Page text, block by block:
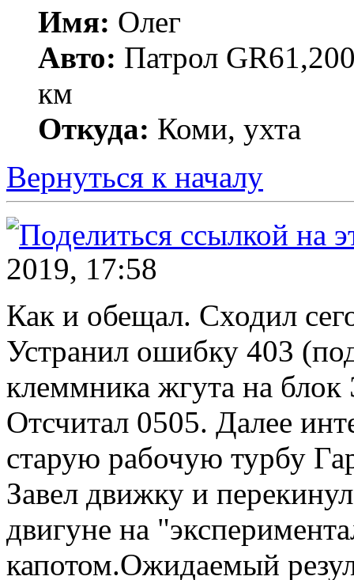
Имя: Олег
Авто: Патрол
км
Откуда: Коми, ухта
Вернуться к началу
2019, 17:58
Как и обещал. Сходил
Устранил ошибку 403
клеммника жгута на
Отсчитал 0505. Далее
старую рабочую турбу
Завел движку и
двигуне на
капотом.Ожидаемый